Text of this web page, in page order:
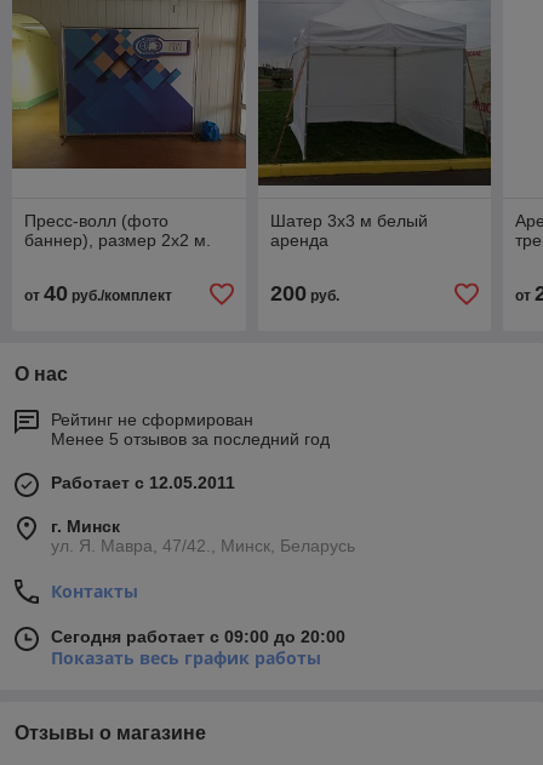
Пресс-волл (фото
баннер), размер 2х2 м.
от 40 руб./комплект
Шатер 3х3 м белый
аренда
200руб. от
О нас
Рейтинг не сформирован
Менее 5 отзывов за последний год
Работает с 12.05.2011
г. Минск
ул. Я. Мавра, 47/42., Минск, Беларусь
Контакты
Сегодня работает с 09:00 до 20:00
Показать весь график работы
Отзывы о магазине